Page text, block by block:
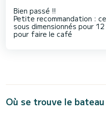
Bien passé !!
Petite recommandation :
sous dimensionnés pour
pour faire le café
Où se trouve le